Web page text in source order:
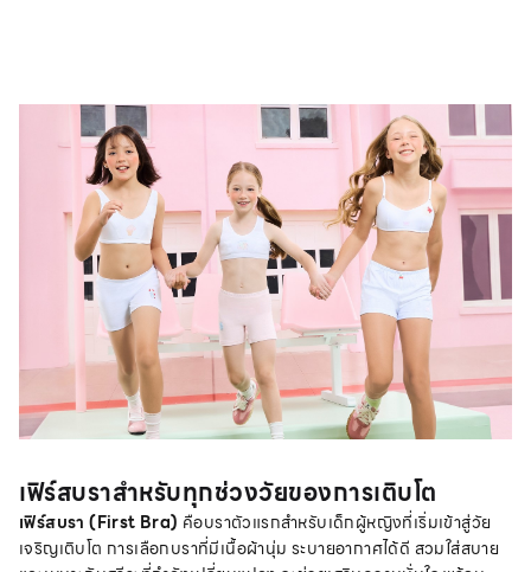
เฟิร์สบราสำหรับทุกช่วงวัยของการเติบโต
เฟิร์สบรา (First Bra) คือบราตัวแรกสำหรับเด็กผู้หญิงที่เริ่มเข้าสู่วัย
เจริญเติบโต การเลือกบราที่มีเนื้อผ้านุ่ม ระบายอากาศได้ดี สวมใส่สบาย